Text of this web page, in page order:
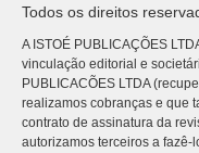
Todos os direitos
A ISTOÉ PUBLICAÇÕES
vinculação editorial e
PUBLICACÕES LTDA
realizamos cobranças e que
contrato de assinatura da
autorizamos terceiros a